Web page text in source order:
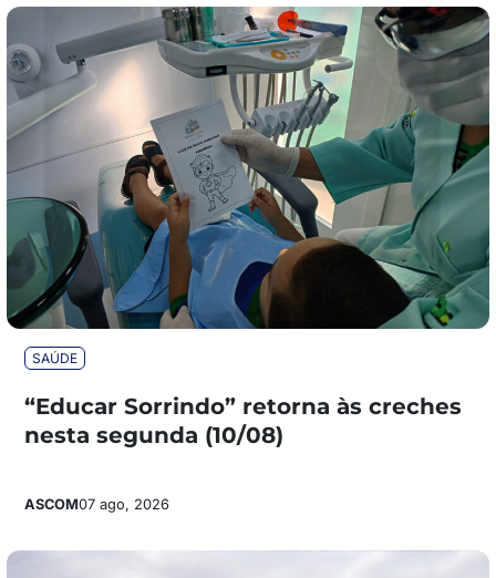
SAÚDE
“Educar Sorrindo” retorna às creches
nesta segunda (10/08)
ASCOM07 ago, 2026